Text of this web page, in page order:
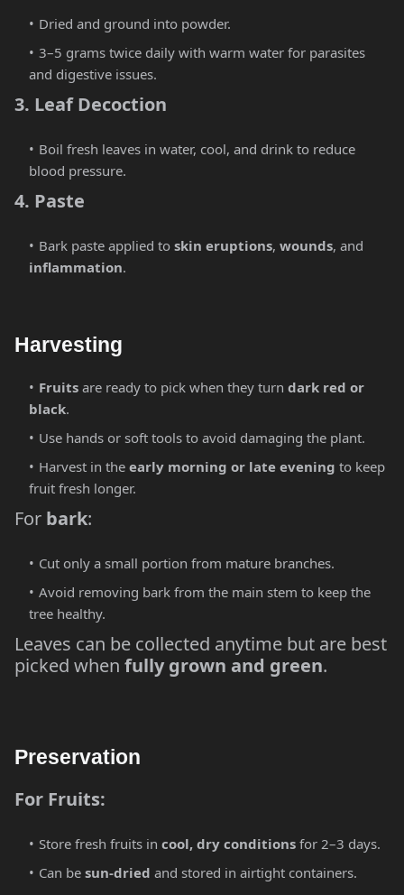
Dried and ground into powder.
3–5 grams twice daily with warm water for parasites
and digestive issues.
3. Leaf Decoction
Boil fresh leaves in water, cool, and drink to reduce
blood pressure.
4. Paste
Bark paste applied to skin eruptions, wounds, and
inflammation.
Harvesting
Fruits are ready to pick when they turn dark red or
black.
Use hands or soft tools to avoid damaging the plant.
Harvest in the early morning or late evening to keep
fruit fresh longer.
For bark:
Cut only a small portion from mature branches.
Avoid removing bark from the main stem to keep the
tree healthy.
Leaves can be collected anytime but are best
picked when fully grown and green.
Preservation
For Fruits:
Store fresh fruits in cool, dry conditions for 2–3 days.
Can be sun-dried and stored in airtight containers.